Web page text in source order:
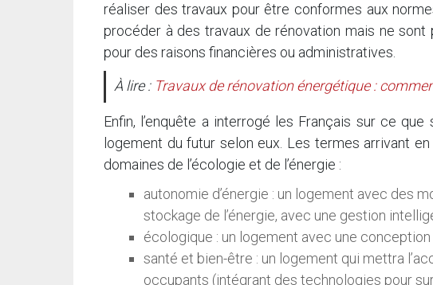
réaliser des travaux pour être conformes aux
procéder à des travaux de rénovation mais ne
pour des raisons financières ou administratives.
À lire : Travaux de rénovation énergétique :
Enfin, l’enquête a interrogé les Français sur ce
logement du futur selon eux. Les termes arrivant
domaines de l’écologie et de l’énergie :
autonomie d’énergie : un logement avec des
stockage de l’énergie, avec une gestion
écologique : un logement avec une
santé et bien-être : un logement qui mettra
occupants (intégrant des technologies pour